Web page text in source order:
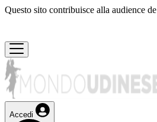
Questo sito contribuisce alla audience de
Accedi